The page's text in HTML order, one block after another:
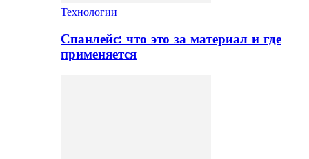
Технологии
Спанлейс: что это за материал и где
применяется